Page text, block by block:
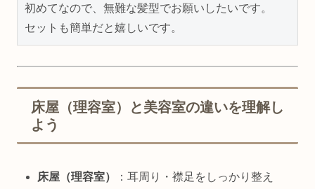
初めてなので、無難な髪型でお願いしたいです。
床屋（理容室）と美容室の違いを理解し
よう
床屋（理容室）
：耳周り・襟足をしっかり整え